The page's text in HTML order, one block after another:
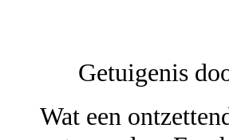
Getuigenis
Wat een